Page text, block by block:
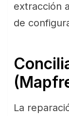
extracción
de
La